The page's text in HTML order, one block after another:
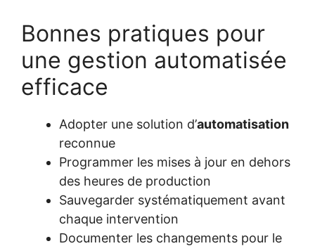
Bonnes pratiques pour
une gestion automatisée
efficace
Adopter une solution d’automatisation
reconnue
Programmer les mises à jour en dehors
des heures de production
Sauvegarder systématiquement avant
chaque intervention
Documenter les changements pour le